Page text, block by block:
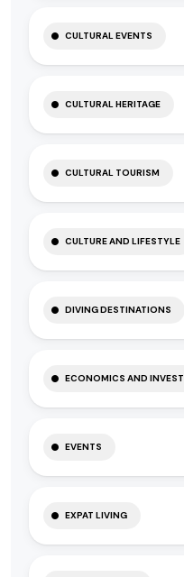
CULTURAL EVENTS
CULTURAL HERITAGE
CULTURAL TOURISM
CULTURE AND LIFESTYLE
DIVING DESTINATIONS
ECONOMICS AND
EVENTS
EXPAT LIVING